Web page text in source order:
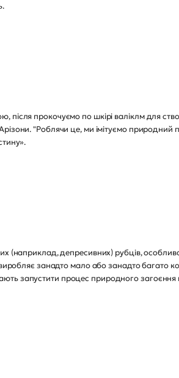
прокочуємо по шкірі валіклм для
"Роблячи це, ми імітуємо
(наприклад, депресивних) рубців,
занадто мало або занадто багато
запустити процес природного